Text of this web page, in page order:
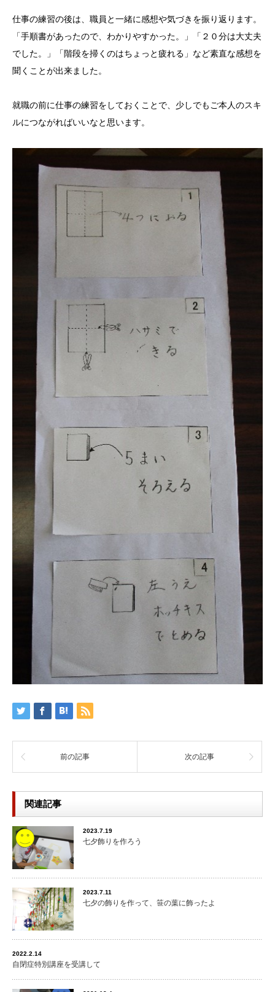
仕事の練習の後は、職員と一緒に感想や気づきを振り返ります。
「手順書があったので、わかりやすかった。」「２０分は大丈夫
でした。」「階段を掃くのはちょっと疲れる」など素直な感想を
聞くことが出来ました。
就職の前に仕事の練習をしておくことで、少しでもご本人のスキ
ルにつながればいいなと思います。
前の記事 次の記事
関連記事
2023.7.19
七夕飾りを作ろう
2023.7.11
七夕の飾りを作って、笹の葉に飾ったよ
2022.2.14
自閉症特別講座を受講して